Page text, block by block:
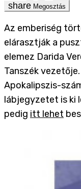
Megosztás
Az emberiség
elárasztják a
elemez Darida
Tanszék
Apokalipszis-
lábjegyzetet is ki
pedig itt lehet